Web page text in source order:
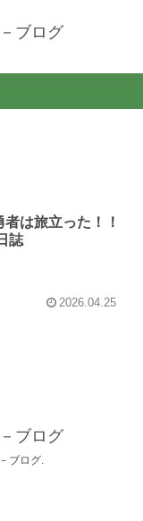
ブログ
は旅立った！！
誌
2026.04.25
ブログ
ブログ.